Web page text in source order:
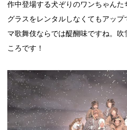
作中登場する犬ぞりのワンちゃんた
グラスをレンタルしなくてもアッ
マ歌舞伎ならでは醍醐味ですね。
ころです！